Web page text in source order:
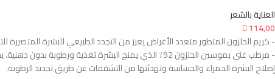
العناية بالشعر
114,00
- كريم الحلزون المتطور متعدد الأغراض يعزز من التجدد الطبيعي للبشرة
إصلاح البشرة الحمراء والحساسة وتهدئتها من التشققات عن طريق تجديد الرطوبة.